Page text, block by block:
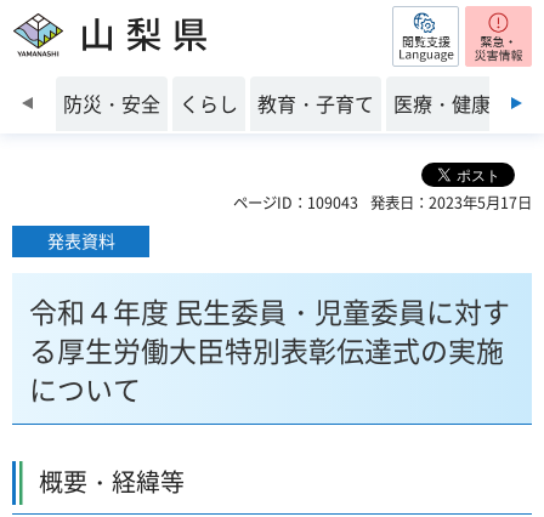
山梨県 閲覧支援
前のスライドを表示
防災・安全 くらし 教育・子育て 医療・健康・福
ページID：109043 発表日：2023年5月17日
発表資料
令和４年度 民生委員・児童委員に対す
る厚生労働大臣特別表彰伝達式の実施
について
概要・経緯等